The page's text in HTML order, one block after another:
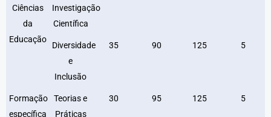
Ciências
da
Educação
Investigação
Científica
Diversidade
e
Inclusão
35 90 125 5
Formação
específica
Teorias e
Práticas
30 95 125 5